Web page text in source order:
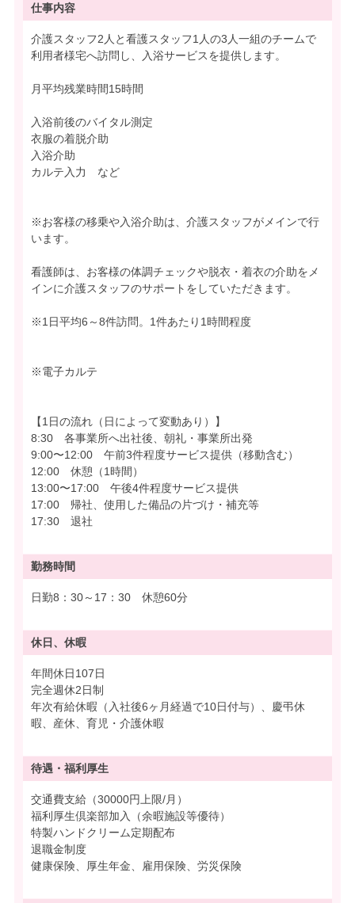
仕事内容
介護スタッフ2人と看護スタッフ1人の3人一組のチームで
利用者様宅へ訪問し、入浴サービスを提供します。
月平均残業時間15時間
入浴前後のバイタル測定
衣服の着脱介助
入浴介助
カルテ入力 など
※お客様の移乗や入浴介助は、介護スタッフがメインで行
います。
看護師は、お客様の体調チェックや脱衣・着衣の介助をメ
インに介護スタッフのサポートをしていただきます。
※1日平均6～8件訪問。1件あたり1時間程度
※電子カルテ
【1日の流れ（日によって変動あり）】
8:30 各事業所へ出社後、朝礼・事業所出発
9:00〜12:00 午前3件程度サービス提供（移動含む）
12:00 休憩（1時間）
13:00〜17:00 午後4件程度サービス提供
17:00 帰社、使用した備品の片づけ・補充等
17:30 退社
勤務時間
日勤8：30～17：30 休憩60分
休日、休暇
年間休日107日
完全週休2日制
年次有給休暇（入社後6ヶ月経過で10日付与）、慶弔休
暇、産休、育児・介護休暇
待遇・ 福利厚生
交通費支給（30000円上限/月）
福利厚生倶楽部加入（余暇施設等優待）
特製ハンドクリーム定期配布
退職金制度
健康保険、厚生年金、雇用保険、労災保険